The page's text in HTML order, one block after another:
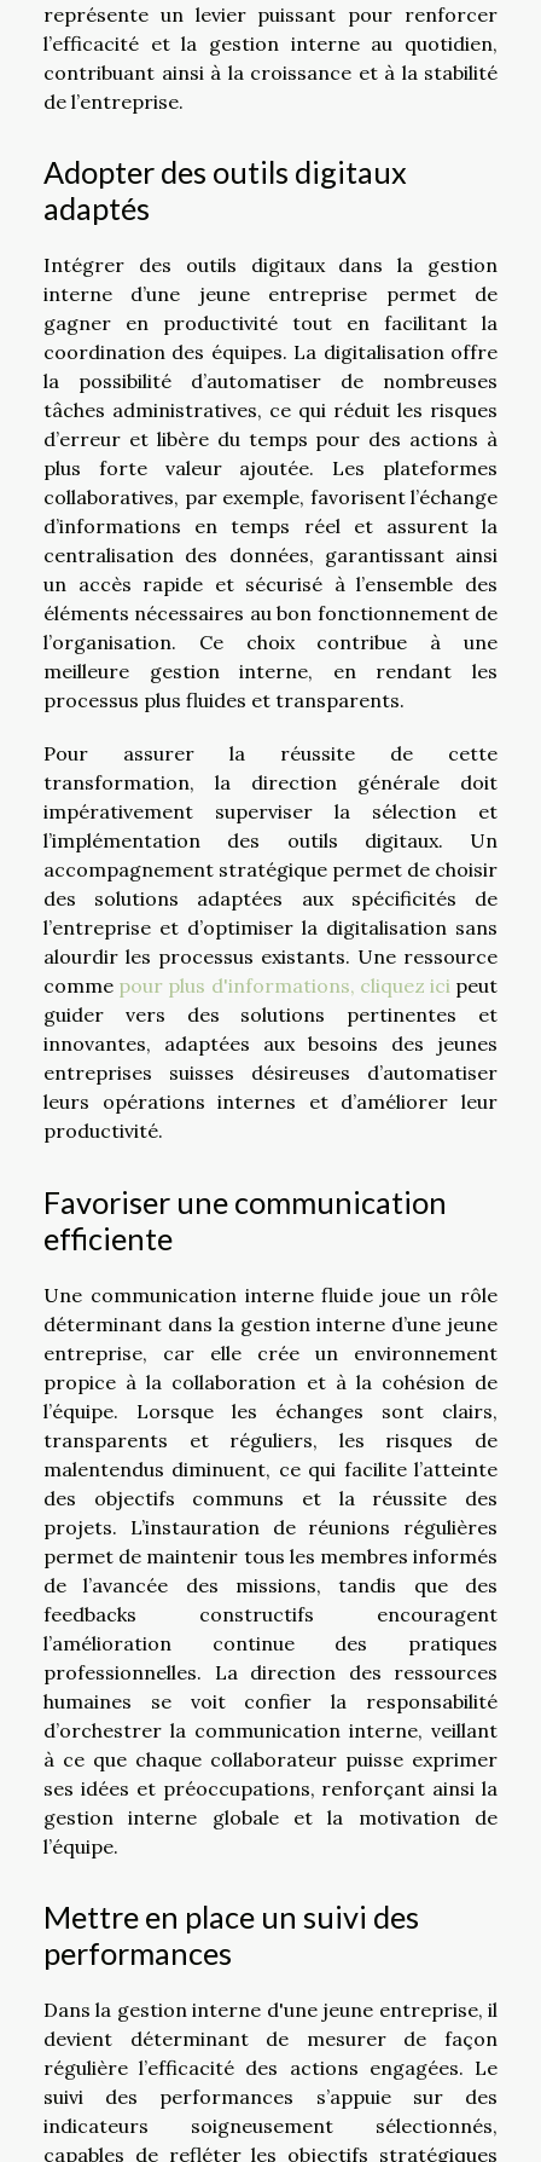
représente un levier puissant pour renforcer
l’efficacité et la gestion interne au quotidien,
contribuant ainsi à la croissance et à la stabilité
de l’entreprise.
Adopter des outils digitaux
adaptés
Intégrer des outils digitaux dans la gestion
interne d’une jeune entreprise permet de
gagner en productivité tout en facilitant la
coordination des équipes. La digitalisation offre
la possibilité d’automatiser de nombreuses
tâches administratives, ce qui réduit les risques
d’erreur et libère du temps pour des actions à
plus forte valeur ajoutée. Les plateformes
collaboratives, par exemple, favorisent l’échange
d’informations en temps réel et assurent la
centralisation des données, garantissant ainsi
un accès rapide et sécurisé à l’ensemble des
éléments nécessaires au bon fonctionnement de
l’organisation. Ce choix contribue à une
meilleure gestion interne, en rendant les
processus plus fluides et transparents.
Pour assurer la réussite de cette
transformation, la direction générale doit
impérativement superviser la sélection et
l’implémentation des outils digitaux. Un
accompagnement stratégique permet de choisir
des solutions adaptées aux spécificités de
l’entreprise et d’optimiser la digitalisation sans
alourdir les processus existants. Une ressource
comme pour plus d'informations, cliquez icipeut
guider vers des solutions pertinentes et
innovantes, adaptées aux besoins des jeunes
entreprises suisses désireuses d’automatiser
leurs opérations internes et d’améliorer leur
productivité.
Favoriser une communication
efficiente
Une communication interne fluide joue un rôle
déterminant dans la gestion interne d’une jeune
entreprise, car elle crée un environnement
propice à la collaboration et à la cohésion de
l’équipe. Lorsque les échanges sont clairs,
transparents et réguliers, les risques de
malentendus diminuent, ce qui facilite l’atteinte
des objectifs communs et la réussite des
projets. L’instauration de réunions régulières
permet de maintenir tous les membres informés
de l’avancée des missions, tandis que des
feedbacks constructifs encouragent
l’amélioration continue des pratiques
professionnelles. La direction des ressources
humaines se voit confier la responsabilité
d’orchestrer la communication interne, veillant
à ce que chaque collaborateur puisse exprimer
ses idées et préoccupations, renforçant ainsi la
gestion interne globale et la motivation de
l’équipe.
Mettre en place un suivi des
performances
Dans la gestion interne d'une jeune entreprise, il
devient déterminant de mesurer de façon
régulière l’efficacité des actions engagées. Le
suivi des performances s’appuie sur des
indicateurs soigneusement sélectionnés,
capables de refléter les objectifs stratégiques